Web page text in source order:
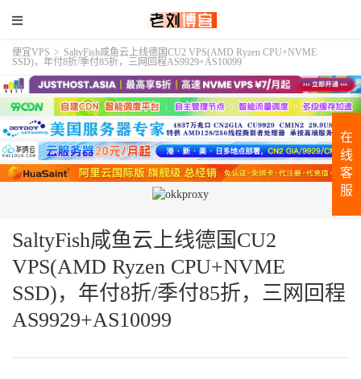
便宜VPS > SaltyFish咸鱼云上线德国CU2 VPS(AMD Ryzen CPU+NVME
SSD)，年付8折/季付85折，三网回程AS9929+AS10099
SaltyFish咸鱼云上线德国CU2
VPS(AMD Ryzen CPU+NVME
SSD)，年付8折/季付85折，三网回程
AS9929+AS10099
在
线
客
服